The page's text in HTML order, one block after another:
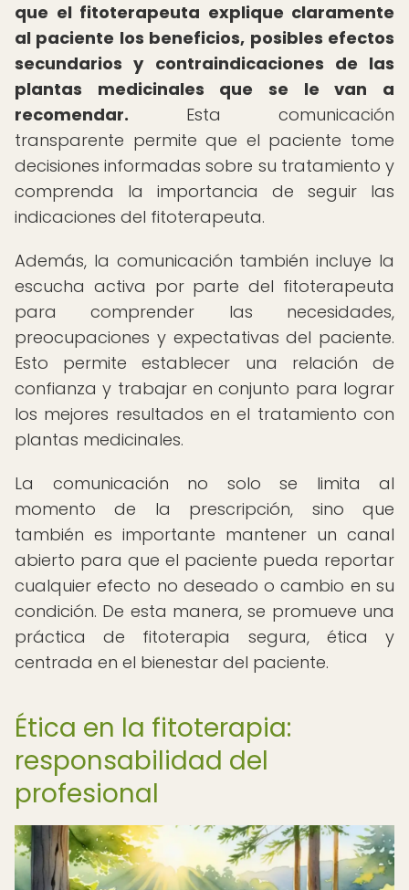
que el fitoterapeuta explique claramente
al paciente los beneficios, posibles efectos
secundarios y contraindicaciones de las
plantas medicinales que se le van a
recomendar. Esta comunicación
transparente permite que el paciente tome
decisiones informadas sobre su tratamiento y
comprenda la importancia de seguir las
indicaciones del fitoterapeuta.
Además, la comunicación también incluye la
escucha activa por parte del fitoterapeuta
para comprender las necesidades,
preocupaciones y expectativas del paciente.
Esto permite establecer una relación de
confianza y trabajar en conjunto para lograr
los mejores resultados en el tratamiento con
plantas medicinales.
La comunicación no solo se limita al
momento de la prescripción, sino que
también es importante mantener un canal
abierto para que el paciente pueda reportar
cualquier efecto no deseado o cambio en su
condición. De esta manera, se promueve una
práctica de fitoterapia segura, ética y
centrada en el bienestar del paciente.
Ética en la fitoterapia:
responsabilidad del
profesional